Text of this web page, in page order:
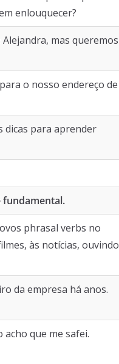
enlouquecer?
mas queremos
o nosso endereço de
dicas para aprender
fundamental.
phrasal verbs no
às notícias, ouvindo
da empresa há anos.
que me safei.